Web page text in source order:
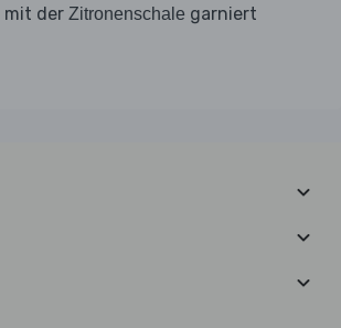
mit der Zitronenschale garniert